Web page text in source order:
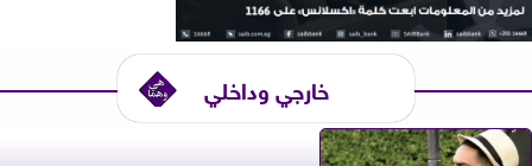
خارجي وداخلي